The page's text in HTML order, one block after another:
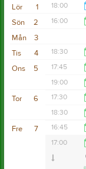
1
Lör 18:00
2
Sön 16:00
17:30
3
Mån
4
Tis 18:30
20:00
5
Ons 17:45
18:45
19:00
20:00
6
Tor 17:30
18:30
18:30
19:40
7
Fre 16:45
18:00
17:00